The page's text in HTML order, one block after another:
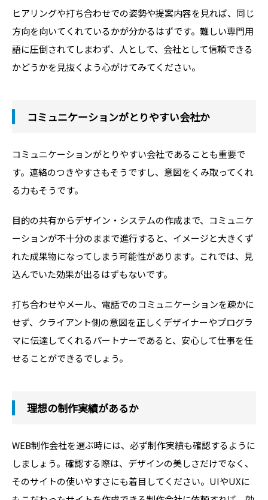
ヒアリングや打ち合わせでの姿勢や提案内容を見れば、同じ
方向を向いてくれているかが分かるはずです。難しい専門用
語に圧倒されてしまわず、人として、会社として信頼できる
かどうかを見抜くよう心がけてみてください。
コミュニケーションがとりやすい会社か
コミュニケーションがとりやすい会社であることも重要で
す。連絡のつきやすさもそうですし、意図をくみ取ってくれ
る力もそうです。
目的の共有からデザイン・システムの作成まで、コミュニケ
ーションが不十分のままで進行すると、イメージと大きくず
れた成果物になってしまう可能性があります。これでは、見
込んでいた効果が出るはずもないです。
打ち合わせやメール、電話でのコミュニケーションを疎かに
せず、クライアント側の意図を正しくデザイナーやプログラ
マに伝達してくれるパートナーであると、安心して仕事を任
せることができるでしょう。
理想の制作実績があるか
WEB制作会社を選ぶ時には、必ず制作実績も確認するように
しましょう。確認する際は、デザインの美しさだけでなく、
そのサイトの使いやすさにも着目してください。UIやUXに